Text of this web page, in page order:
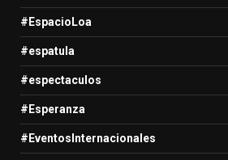
#EspacioLoa
#espatula
#espectaculos
#Esperanza
#EventosInternacionales